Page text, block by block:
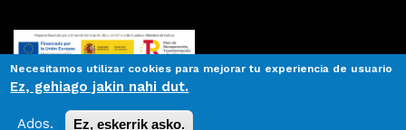
Necesitamos utilizar cookies para mejorar tu experiencia de usuario
Ez, gehiago jakin nahi dut.
Ados. Ez, eskerrik asko.